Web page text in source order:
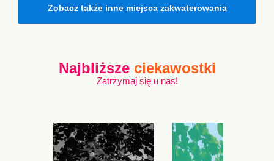
Zobacz także inne miejsca zakwaterowania
Najbliższe ciekawostki
Zatrzymaj się u nas!